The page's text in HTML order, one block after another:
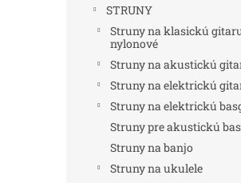
STRUNY
Struny na klasickú
nylonové
Struny na akustickú
Struny na elektrickú
Struny na elektrickú
Struny pre akustickú
Struny na banjo
Struny na ukulele